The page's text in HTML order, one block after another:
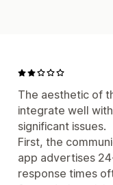
The aesthetic of
integrate well
significant issues.
First, the
app advertises
response times